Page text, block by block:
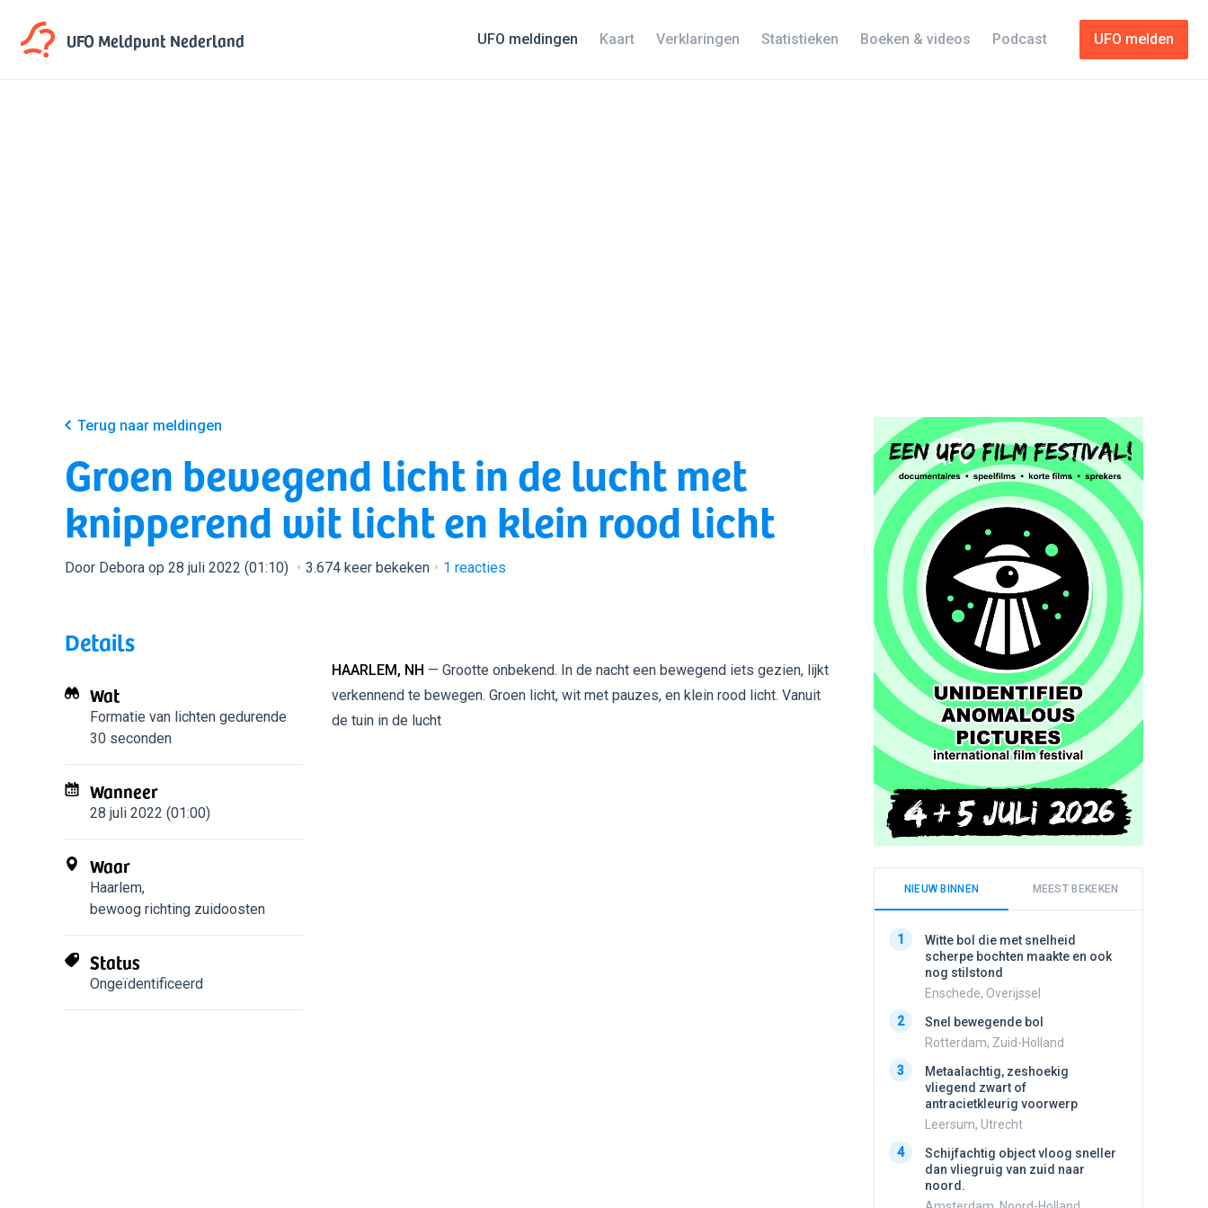
UFO MeldpuntNederland UFO melden
UFO meldingen Kaart Verklaringen Statistieken Boeken & videos Podcast
Terug naar meldingen
Groen bewegend licht in de lucht met
knipperend wit licht en klein rood licht
Door Debora op 28 juli 2022 (01:10) 3.674 keer bekeken 1 reacties
Details
Wat
Formatie van lichten gedurende
30 seconden
Wanneer
28 juli 2022 (01:00)
Waar
Haarlem,
bewoog richting zuidoosten
Status
Ongeïdentificeerd
HAARLEM, NH — Grootte onbekend. In de nacht een bewegend iets gezien, lijkt
verkennend te bewegen. Groen licht, wit met pauzes, en klein rood licht. Vanuit
de tuin in de lucht
NIEUW BINNEN MEEST BEKEKEN
1
Witte bol die met snelheid
scherpe bochten maakte en ook
nog stilstond
Enschede, Overijssel
2
Snel bewegende bol
Rotterdam, Zuid-Holland
3
Metaalachtig, zeshoekig
vliegend zwart of
antracietkleurig voorwerp
Leersum, Utrecht
4
Schijfachtig object vloog sneller
dan vliegruig van zuid naar
noord.